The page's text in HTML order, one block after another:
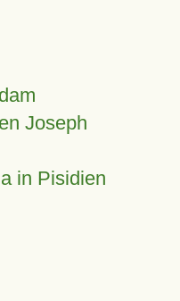
Joseph
in Pisidien